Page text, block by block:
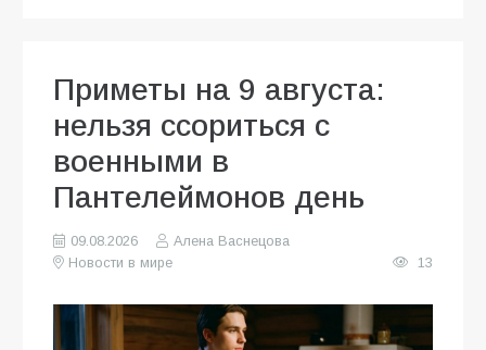
Приметы на 9 августа:
нельзя ссориться с
военными в
Пантелеймонов день
09.08.2026
Алена Васнецова
Новости в мире
13